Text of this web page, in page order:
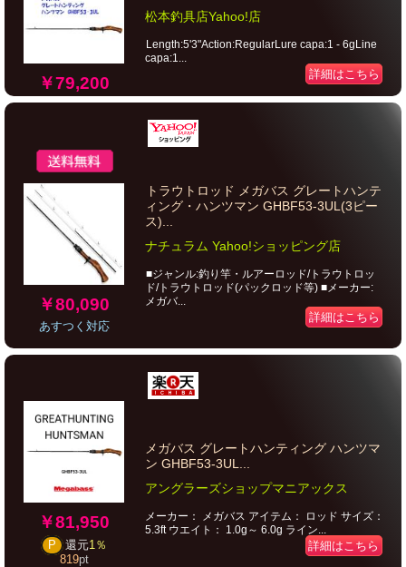
￥79,200
松本釣具店Yahoo!店
Length:5'3"Action:RegularLure capa:1 - 6gLine
capa:1...
詳細はこちら
￥80,090
あすつく対応
トラウトロッド メガバス グレートハンテ
ィング・ハンツマン GHBF53-3UL(3ピー
ス)...
ナチュラム Yahoo!ショッピング店
■ジャンル:釣り竿・ルアーロッド/トラウトロッ
ド/トラウトロッド(パックロッド等) ■メーカー:
メガバ...
詳細はこちら
￥81,950
P 還元1％
819pt
メガバス グレートハンティング ハンツマ
ン GHBF53-3UL...
アングラーズショップマニアックス
メーカー： メガバス アイテム： ロッド サイズ：
5.3ft ウエイト： 1.0g～ 6.0g ライン...
詳細はこちら